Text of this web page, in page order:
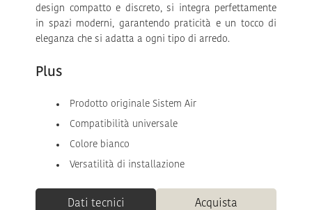
design compatto e discreto, si integra perfettamente
in spazi moderni, garantendo praticità e un tocco di
eleganza che si adatta a ogni tipo di arredo.
Plus
Prodotto originale Sistem Air
Compatibilità universale
Colore bianco
Versatilità di installazione
Dati tecnici Acquista